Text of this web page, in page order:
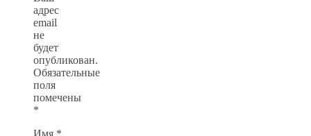
адрес
email
не
будет
опубликован.
Обязательные
поля
помечены
*